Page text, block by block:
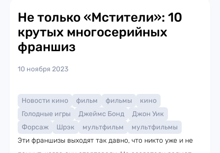
Не только «Мстители»: 10
крутых многосерийных
франшиз
10 ноября 2023
Новости кино фильм фильмы
кино
Голодные игры
Джеймс Бонд
Джон Уик
Форсаж
Шрэк мультфильм
мультфильмы
Эти франшизы выходят так давно, что никто уже и не